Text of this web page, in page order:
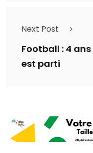
Next Post
Football : 4
est parti